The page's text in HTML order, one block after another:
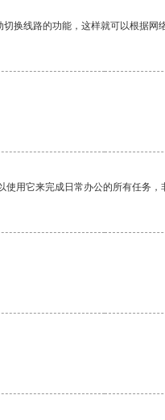
换线路的功能，这样就可以根据网
用它来完成日常办公的所有任务，